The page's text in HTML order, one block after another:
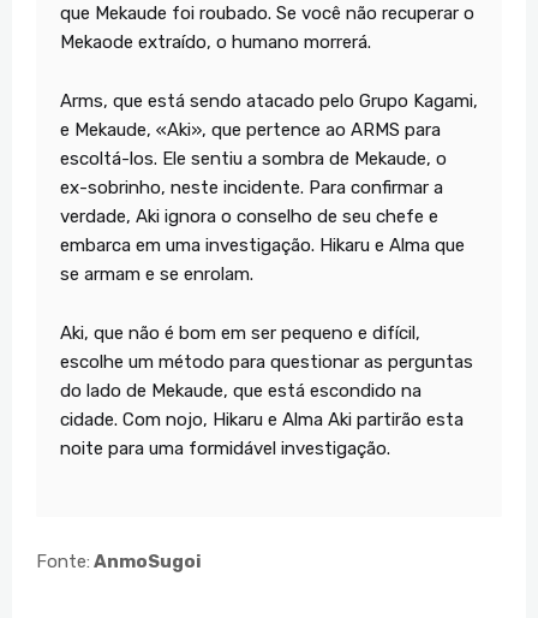
que Mekaude foi roubado. Se você não recuperar o
Mekaode extraído, o humano morrerá.
Arms, que está sendo atacado pelo Grupo Kagami,
e Mekaude, «Aki», que pertence ao ARMS para
escoltá-los. Ele sentiu a sombra de Mekaude, o
ex-sobrinho, neste incidente. Para confirmar a
verdade, Aki ignora o conselho de seu chefe e
embarca em uma investigação. Hikaru e Alma que
se armam e se enrolam.
Aki, que não é bom em ser pequeno e difícil,
escolhe um método para questionar as perguntas
do lado de Mekaude, que está escondido na
cidade. Com nojo, Hikaru e Alma Aki partirão esta
noite para uma formidável investigação.
Fonte: AnmoSugoi